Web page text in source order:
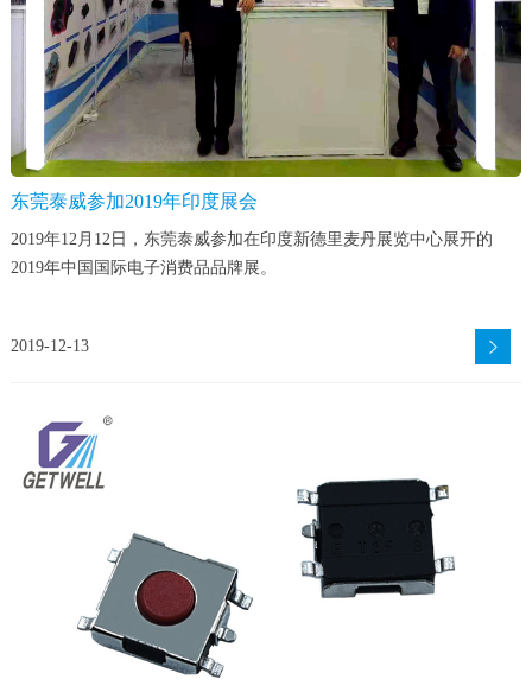
东莞泰威参加2019年印度展会
2019年12月12日，东莞泰威参加在印度新德里麦丹展览中心展开的
2019年中国国际电子消费品品牌展。
2019-12-13